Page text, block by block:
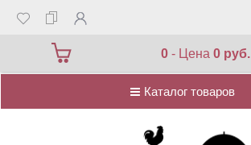
0 - Цена0 руб.
Каталог товаров
Каталог товаров